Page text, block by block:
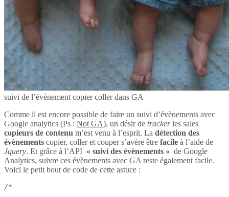
suivi de l’évènement copier coller dans GA
Comme il est encore possible de faire un suivi d’évènements avec
Google analytics (Ps : Not GA), un désir de trackerles sales
copieurs de contenu m’est venu à l’esprit. La détection des
évènements copier, coller et couper s’avère être facile à l’aide de
Jquery. Et grâce à l’API « suivi des évènements « de Google
Analytics, suivre ces évènements avec GA reste également facile.
Voici le petit bout de code de cette astuce :
/*